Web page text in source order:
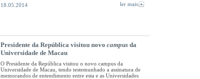
18.05.2014
ler mais
Presidente da República visitou novo campusda
Universidade de Macau
O Presidente da República visitou o novo campus da
Universidade de Macau, tendo testemunhado a assinatura de
memorandos de entendimento entre esta e as Universidades